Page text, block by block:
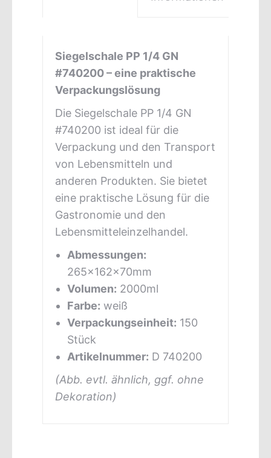
Siegelschale PP 1/4 GN
#740200 – eine praktische
Verpackungslösung
Die Siegelschale PP 1/4 GN
#740200 ist ideal für die
Verpackung und den Transport
von Lebensmitteln und
anderen Produkten. Sie bietet
eine praktische Lösung für die
Gastronomie und den
Lebensmitteleinzelhandel.
Abmessungen:
265x162x70mm
Volumen: 2000ml
Farbe: weiß
Verpackungseinheit: 150
Stück
Artikelnummer: D 740200
(Abb. evtl. ähnlich, ggf. ohne
Dekoration)